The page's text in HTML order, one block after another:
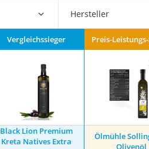
MCT-Öl
Trüffelöl
Erythrit
Müsli ohne
Hersteller
Vergleichssieger Preis-
Black Lion Premium
Kreta Natives Extra
Ölmühle
Olivenöl